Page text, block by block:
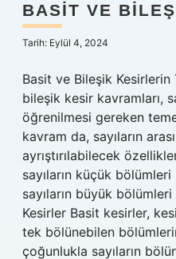
BASIT VE
Tarih: Eylül 4, 2024
Basit ve Bileşik Kesirlerin
bileşik kesir kavramları,
öğrenilmesi gereken
kavram da, sayıların
ayrıştırılabilecek
sayıların küçük
sayıların büyük
Kesirler Basit kesirler,
tek bölünebilen
çoğunlukla sayıların